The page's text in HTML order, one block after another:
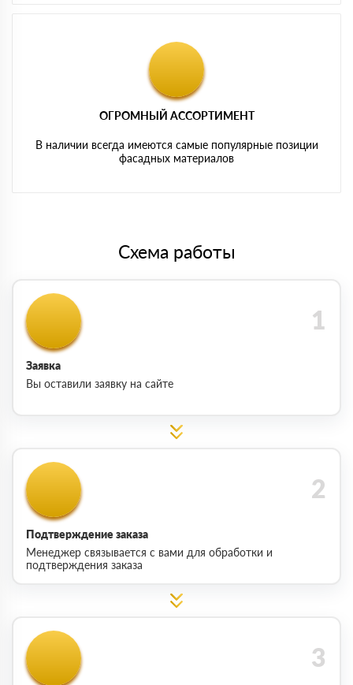
ОГРОМНЫЙ АССОРТИМЕНТ
В наличии всегда имеются самые популярные позиции
фасадных материалов
Схема работы
Заявка
Вы оставили заявку на сайте
Подтверждение заказа
Менеджер связывается с вами для обработки и
подтверждения заказа